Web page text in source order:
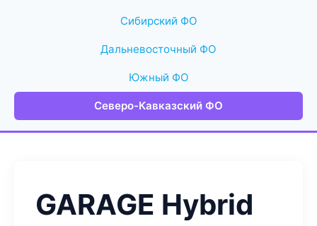
Сибирский ФО
Дальневосточный ФО
Южный ФО
Северо-Кавказский ФО
GARAGE Hybrid